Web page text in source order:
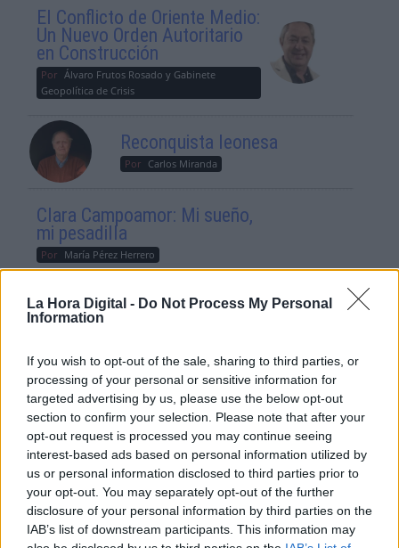
La Hora Digital - Do Not Process My Personal
Information
If you wish to opt-out of the sale, sharing to third parties, or
processing of your personal or sensitive information for
targeted advertising by us, please use the below opt-out
section to confirm your selection. Please note that after your
opt-out request is processed you may continue seeing
interest-based ads based on personal information utilized by
us or personal information disclosed to third parties prior to
your opt-out. You may separately opt-out of the further
disclosure of your personal information by third parties on the
IAB’s list of downstream participants. This information may
El Conflicto de Oriente Medio:
Un Nuevo Orden Autoritario
en Construcción
Por Álvaro Frutos Rosado y Gabinete
Geopolítica de Crisis
Reconquista leonesa
Por Carlos Miranda
Clara Campoamor: Mi sueño,
mi pesadilla
Por María Pérez Herrero
LABERINTO ESPAÑOL LABERINTO ESPAÑOL
LABERINTO ESPAÑOL SALUD,CONSUMO, BIENESTAR
La sustituta del exdiputado Alberto